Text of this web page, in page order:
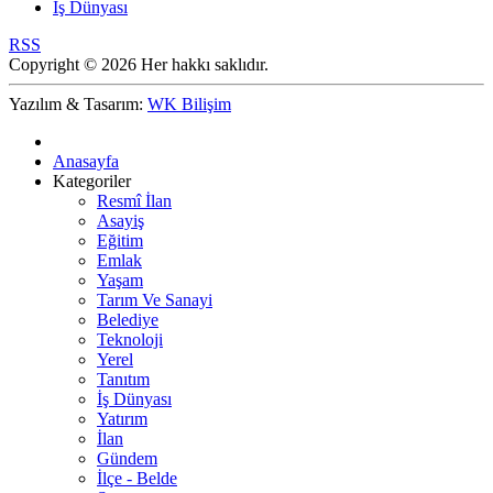
İş Dünyası
RSS
Copyright © 2026 Her hakkı saklıdır.
Yazılım & Tasarım: WK Bilişim
Anasayfa
Kategoriler
Resmî İlan
Asayiş
Eğitim
Emlak
Yaşam
Tarım Ve Sanayi
Belediye
Teknoloji
Yerel
Tanıtım
İş Dünyası
Yatırım
İlan
Gündem
İlçe - Belde